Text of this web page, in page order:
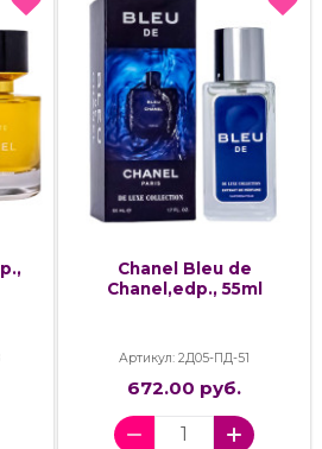
Chanel Bleu de
Chanel,edp., 55ml
Артикул: 2Д05-ПД-51
672.00 руб.